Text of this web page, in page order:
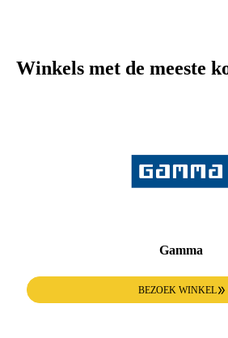
Winkels met de meeste
Gamma
BEZOEK WINKEL